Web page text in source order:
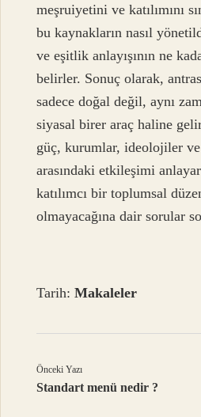
meşruiyetini ve katılımını
bu kaynakların nasıl
ve eşitlik anlayışının ne
belirler. Sonuç olarak,
sadece doğal değil, aynı
siyasal birer araç haline
güç, kurumlar, ideolojiler
arasındaki etkileşimi
katılımcı bir toplumsal
olmayacağına dair sorular
Tarih:Makaleler
Önceki Yazı
Standart menü nedir ?